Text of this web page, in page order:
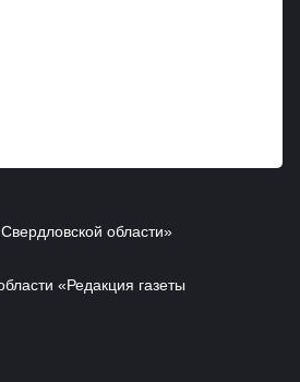
области»
«Редакция газеты